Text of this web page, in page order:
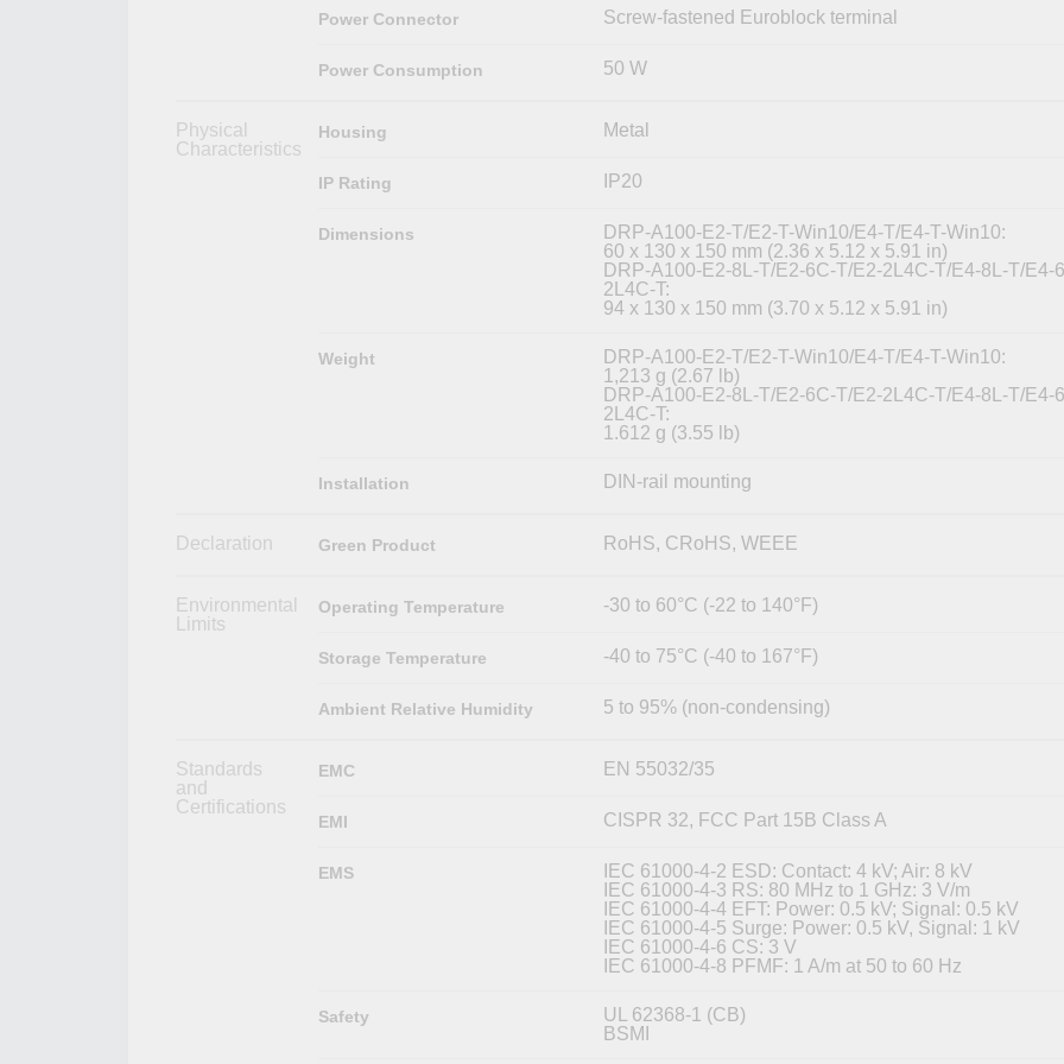
Power Connector Screw-fastened Euroblock terminal
Power Consumption 50 W
Physical
Characteristics
Housing Metal
IP Rating IP20
Dimensions
DRP-A100-E2-T/E2-T-Win10/E4-T/E4-T-Win10:
60 x 130 x 150 mm (2.36 x 5.12 x 5.91 in)
DRP-A100-E2-8L-T/E2-6C-T/E2-2L4C-T/E4-8L-T/E4-
2L4C-T:
94 x 130 x 150 mm (3.70 x 5.12 x 5.91 in)
Weight
DRP-A100-E2-T/E2-T-Win10/E4-T/E4-T-Win10:
1,213 g (2.67 lb)
DRP-A100-E2-8L-T/E2-6C-T/E2-2L4C-T/E4-8L-T/E4-
2L4C-T:
1.612 g (3.55 lb)
Installation DIN-rail mounting
Declaration Green Product RoHS, CRoHS, WEEE
Environmental
Limits
Operating Temperature -30 to 60°C (-22 to 140°F)
Storage Temperature -40 to 75°C (-40 to 167°F)
Ambient Relative Humidity 5 to 95% (non-condensing)
Standards
and
Certifications
EMC EN 55032/35
EMI CISPR 32, FCC Part 15B Class A
EMS
IEC 61000-4-2 ESD: Contact: 4 kV; Air: 8 kV
IEC 61000-4-3 RS: 80 MHz to 1 GHz: 3 V/m
IEC 61000-4-4 EFT: Power: 0.5 kV; Signal: 0.5 kV
IEC 61000-4-5 Surge: Power: 0.5 kV, Signal: 1 kV
IEC 61000-4-6 CS: 3 V
IEC 61000-4-8 PFMF: 1 A/m at 50 to 60 Hz
Safety
UL 62368-1 (CB)
BSMI